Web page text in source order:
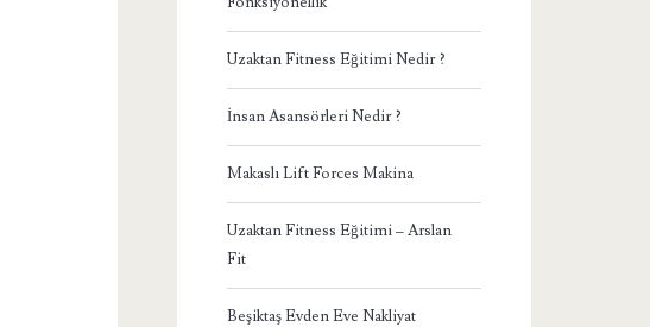
Uzaktan Fitness Eğitimi Nedir ?
İnsan Asansörleri Nedir ?
Makaslı Lift Forces Makina
Uzaktan Fitness Eğitimi – Arslan
Fit
Beşiktaş Evden Eve Nakliyat